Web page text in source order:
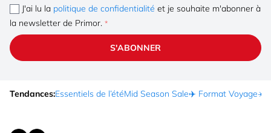
J'ai lu la politique de confidentialité et je souhaite m'abonner à
la newsletter de Primor.
S'ABONNER
Tendances:Essentiels de l’étéMid Season Sale✈️ Format Voyage☀️